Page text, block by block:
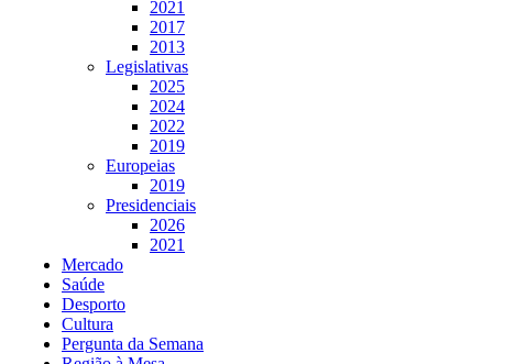
2021
2017
2013
Legislativas
2025
2024
2022
2019
Europeias
2019
Presidenciais
2026
2021
Mercado
Saúde
Desporto
Cultura
Pergunta da Semana